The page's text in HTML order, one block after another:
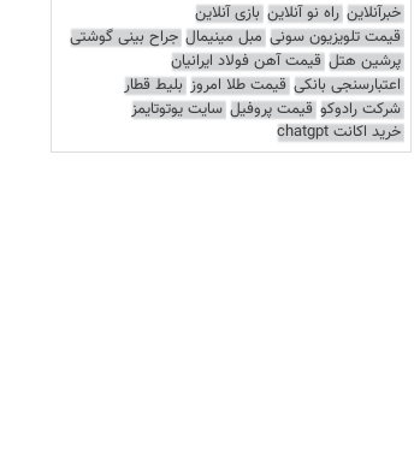
خبرآنلاین راه نو آنلاین بازی آنلاین
قیمت تلویزیون سونی مبل مینیمال جراح بینی گوشتی
پرشین هتل قیمت آهن فولاد ایرانیان
اعتبارسنجی بانکی قیمت طلا امروز بلیط قطار
شرکت رادوکو قیمت پروفیل سایت یوتوتایمز
خرید اکانت chatgpt